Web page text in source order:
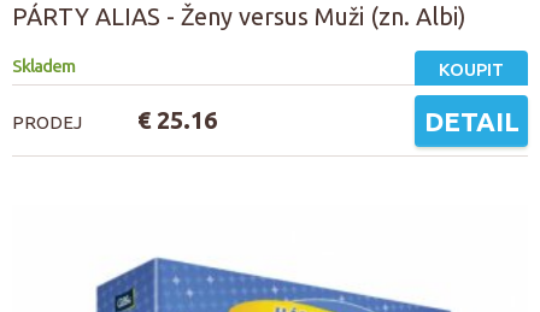
PÁRTY ALIAS - Ženy versus Muži (zn. Albi)
Skladem KOUPIT
PRODEJ € 25.16 DETAIL